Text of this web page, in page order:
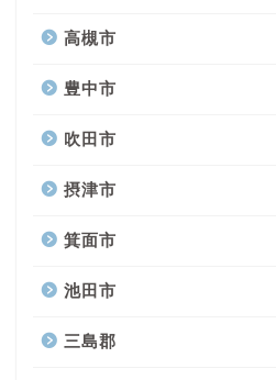
高槻市
豊中市
吹田市
摂津市
箕面市
池田市
三島郡